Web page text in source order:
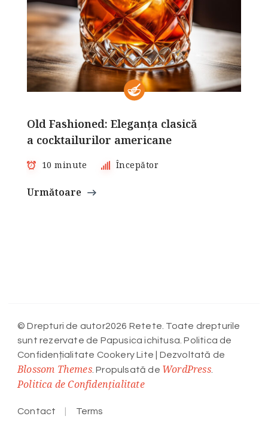
Old Fashioned: Eleganța clasică
a cocktailurilor americane
10 minute Începător
Următoare
© Drepturi de autor2026 Retete. Toate drepturile
sunt rezervate de Papusica ichitusa. Politica de
Confidențialitate Cookery Lite | Dezvoltată de
Blossom Themes. Propulsată de WordPress.
Politica de Confidențialitate
Contact Terms